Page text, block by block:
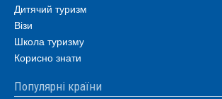
Дитячий туризм
Візи
Школа туризму
Корисно знати
Популярні країни